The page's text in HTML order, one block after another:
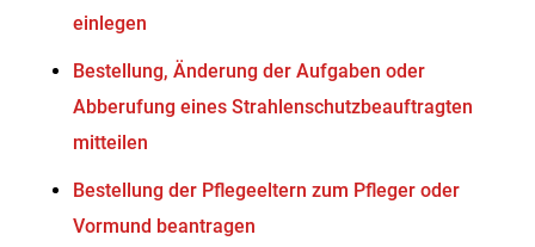
einlegen
Bestellung, Änderung der Aufgaben oder
Abberufung eines Strahlenschutzbeauftragten
mitteilen
Bestellung der Pflegeeltern zum Pfleger oder
Vormund beantragen